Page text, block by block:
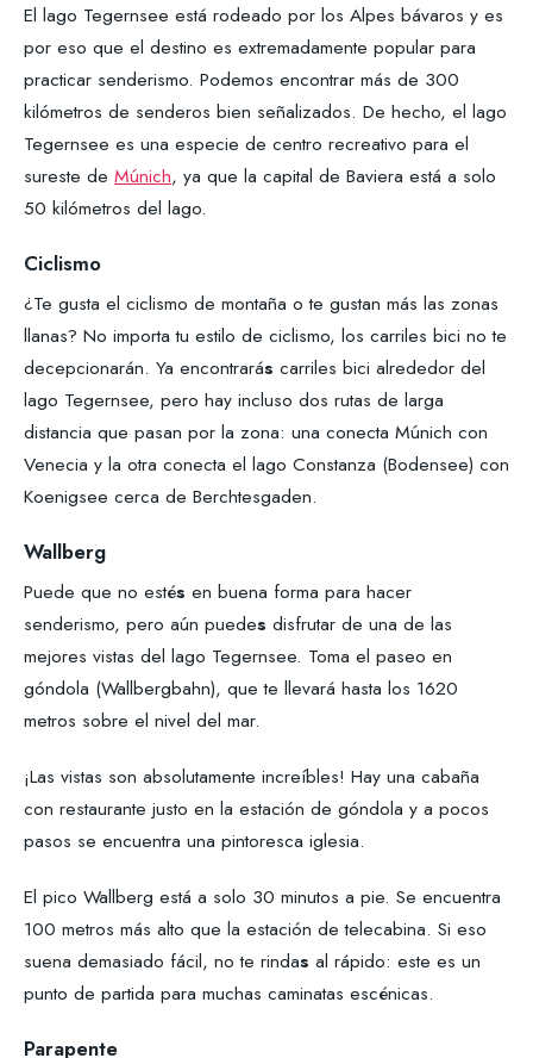
El lago Tegernsee está rodeado por los Alpes bávaros y es
por eso que el destino es extremadamente popular para
practicar senderismo. Podemos encontrar más de 300
kilómetros de senderos bien señalizados. De hecho, el lago
Tegernsee es una especie de centro recreativo para el
sureste de Múnich, ya que la capital de Baviera está a solo
50 kilómetros del lago.
Ciclismo
¿Te gusta el ciclismo de montaña o te gustan más las zonas
llanas? No importa tu estilo de ciclismo, los carriles bici no te
decepcionarán. Ya encontrarás carriles bici alrededor del
lago Tegernsee, pero hay incluso dos rutas de larga
distancia que pasan por la zona: una conecta Múnich con
Venecia y la otra conecta el lago Constanza (Bodensee) con
Koenigsee cerca de Berchtesgaden.
Wallberg
Puede que no estés en buena forma para hacer
senderismo, pero aún puedes disfrutar de una de las
mejores vistas del lago Tegernsee. Toma el paseo en
góndola (Wallbergbahn), que te llevará hasta los 1620
metros sobre el nivel del mar.
¡Las vistas son absolutamente increíbles! Hay una cabaña
con restaurante justo en la estación de góndola y a pocos
pasos se encuentra una pintoresca iglesia.
El pico Wallberg está a solo 30 minutos a pie. Se encuentra
100 metros más alto que la estación de telecabina. Si eso
suena demasiado fácil, no te rindas al rápido: este es un
punto de partida para muchas caminatas escénicas.
Parapente